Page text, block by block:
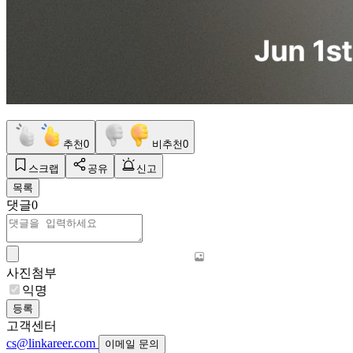
추천0 비추천0
스크랩 공유
신고
목록
댓글0
사진첨부
익명
등록
고객센터
cs@linkareer.com
이메일 문의